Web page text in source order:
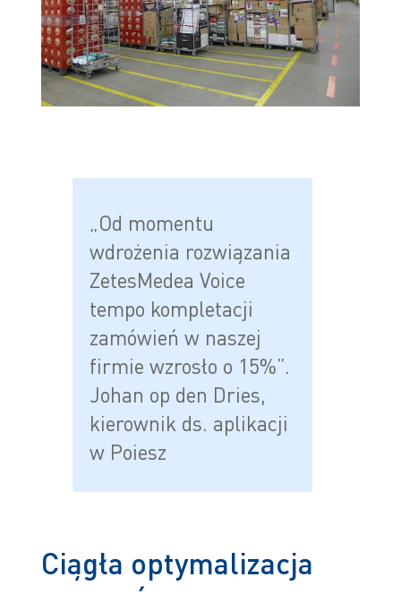
„Od momentu
wdrożenia rozwiązania
ZetesMedea Voice
tempo kompletacji
zamówień w naszej
firmie wzrosło o 15%”.
Johan op den Dries,
kierownik ds. aplikacji
w Poiesz
Ciągła optymalizacja